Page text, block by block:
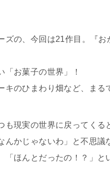
ズの、今回は21作目。『
「お菓子の世界」！
キのひまわり畑など、まる
も現実の世界に戻ってくる
んかじゃないわ」と不思議
「ほんとだったの！？」